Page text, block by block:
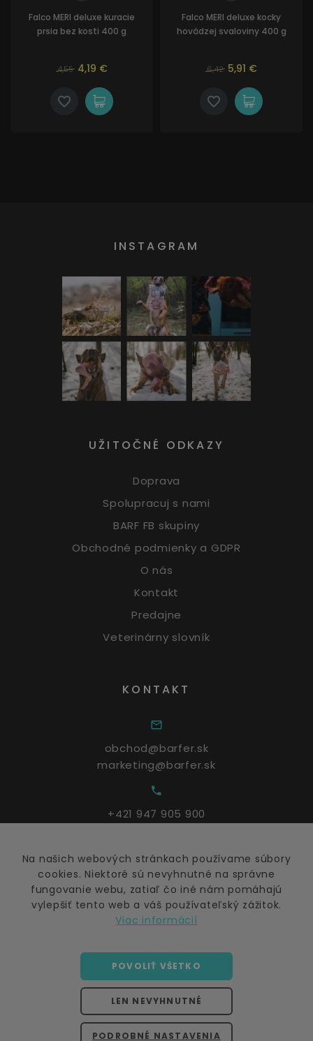
Falco MERI deluxe kuracie
prsia bez kosti 400 g
4,55 4,19 €
Falco MERI deluxe kocky
hovädzej svaloviny 400 g
6,42 5,91 €
INSTAGRAM
UŽITOČNÉ ODKAZY
Doprava
Spolupracuj s nami
BARF FB skupiny
Obchodné podmienky a GDPR
O nás
Kontakt
Predajne
Veterinárny slovník
KONTAKT
obchod@barfer.sk
marketing@barfer.sk
+421 947 905 900
Po - Pia: 9:00 – 17:00
©2026barfer.sk
Všetky práva vyhradené.
Kopírovanie obsahu bez písomného povolenia majiteľa
Na našich webových stránkach používame súbory
cookies. Niektoré sú nevyhnutné na správne
fungovanie webu, zatiaľ čo iné nám pomáhajú
vylepšiť tento web a váš používateľský zážitok.
Viac informácií
PODROBNÉ NASTAVENIA
LEN NEVYHNUTNÉ
POVOLIŤ VŠETKO